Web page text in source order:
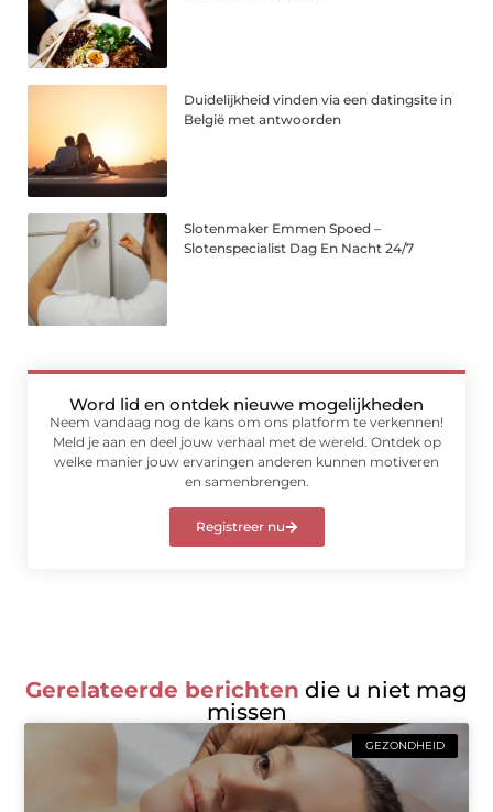
Duidelijkheid vinden via een datingsite in
België met antwoorden
Slotenmaker Emmen Spoed –
Slotenspecialist Dag En Nacht 24/7
Word lid en ontdek nieuwe mogelijkheden
Neem vandaag nog de kans om ons platform te verkennen!
Meld je aan en deel jouw verhaal met de wereld. Ontdek op
welke manier jouw ervaringen anderen kunnen motiveren
en samenbrengen.
Registreer nu
Gerelateerde berichten die u niet mag
missen
GEZONDHEID